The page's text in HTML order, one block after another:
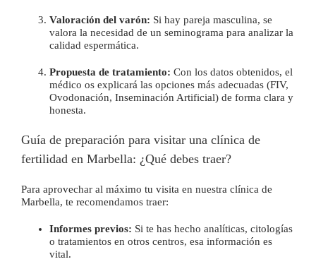
Valoración del varón: Si hay pareja masculina, se
valora la necesidad de un seminograma para analizar la
calidad espermática.
Propuesta de tratamiento: Con los datos obtenidos, el
médico os explicará las opciones más adecuadas (FIV,
Ovodonación, Inseminación Artificial) de forma clara y
honesta.
Guía de preparación para visitar una clínica de
fertilidad en Marbella: ¿Qué debes traer?
Para aprovechar al máximo tu visita en nuestra clínica de
Marbella, te recomendamos traer:
Informes previos: Si te has hecho analíticas, citologías
o tratamientos en otros centros, esa información es
vital.